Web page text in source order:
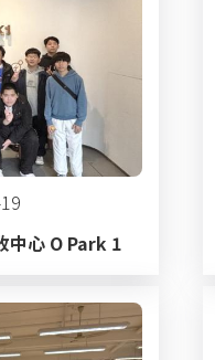
中心 O Park 1